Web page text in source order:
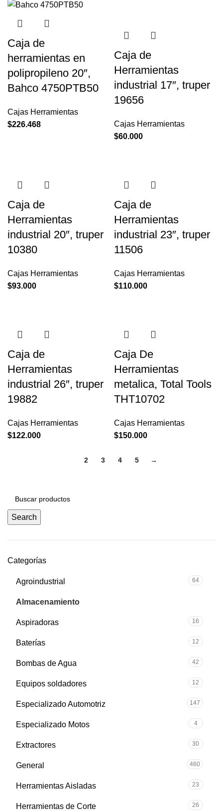
Search
Categorías
Agroindustrial 64
Almacenamiento
Aspiradoras 16
Baterías 12
Bombas de Agua 42
Equipos soldadores 12
Especializado Automotriz 147
Especializado Motos 4
Extractores 30
General 460
Herramientas Aisladas 23
Herramientas de Corte 26
Caja de
herramientas en
polipropileno 20″,
Bahco 4750PTB50
Cajas Herramientas
$226.468
Caja de
Herramientas
industrial 17″, truper
19656
Cajas Herramientas
$60.000
Caja de
Herramientas
industrial 20″, truper
10380
Cajas Herramientas
$93.000
Caja de
Herramientas
industrial 23″, truper
11506
Cajas Herramientas
$110.000
Caja de
Herramientas
industrial 26″, truper
19882
Cajas Herramientas
$122.000
Caja De
Herramientas
metalica, Total Tools
THT10702
Cajas Herramientas
$150.000
2 3 4 5 →